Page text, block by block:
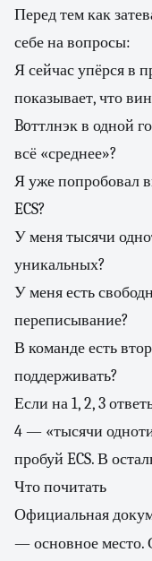
Перед тем как
себе на вопросы:
Я сейчас упёрся в
показывает, что
Boттлнэк в одной
всё «среднее»?
Я уже попробовал
ECS?
У меня тысячи
уникальных?
У меня есть
переписывание?
В команде есть
поддерживать?
Если на 1, 2, 3
4 — «тысячи
пробуй ECS. В
Что почитать
Официальная
— основное место.